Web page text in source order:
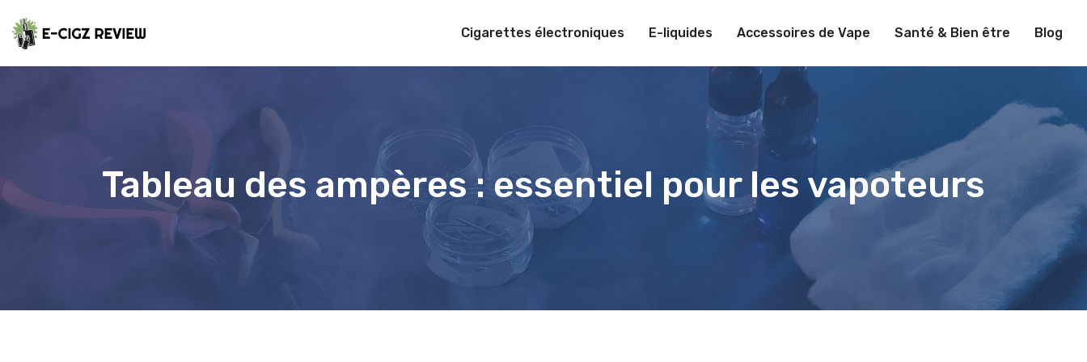
Cigarettes électroniques E-liquides Accessoires de Vape Santé & Bien être Blog
Tableau des ampères : essentiel pour les vapoteurs